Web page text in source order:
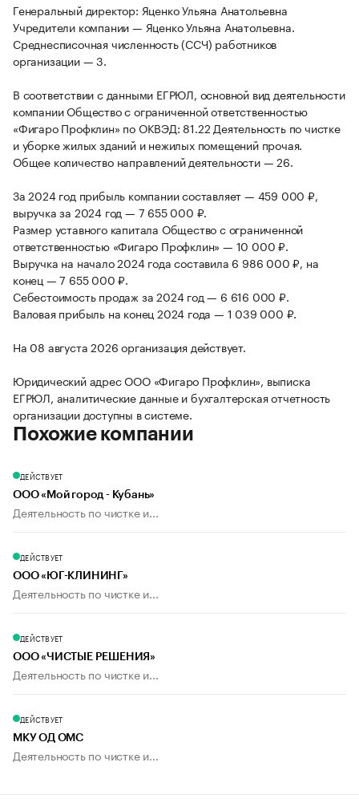
Генеральный директор: Яценко Ульяна Анатольевна
Учредители компании — Яценко Ульяна Анатольевна.
Среднесписочная численность (ССЧ) работников
организации — 3.
В соответствии с данными ЕГРЮЛ, основной вид деятельности
компании Общество с ограниченной ответственностью
«Фигаро Профклин» по ОКВЭД: 81.22 Деятельность по чистке
и уборке жилых зданий и нежилых помещений прочая.
Общее количество направлений деятельности — 26.
За 2024 год прибыль компании составляет — 459 000 ₽,
выручка за 2024 год — 7 655 000 ₽.
Размер уставного капитала Общество с ограниченной
ответственностью «Фигаро Профклин» — 10 000 ₽.
Выручка на начало 2024 года составила 6 986 000 ₽, на
конец — 7 655 000 ₽.
Себестоимость продаж за 2024 год — 6 616 000 ₽.
Валовая прибыль на конец 2024 года — 1 039 000 ₽.
На 08 августа 2026 организация действует.
Юридический адрес ООО «Фигаро Профклин», выписка
ЕГРЮЛ, аналитические данные и бухгалтерская отчетность
организации доступны в системе.
Похожие компании
ДЕЙСТВУЕТ
ООО «Мой город - Кубань»
Деятельность по чистке и...
ДЕЙСТВУЕТ
ООО «ЮГ-КЛИНИНГ»
Деятельность по чистке и...
ДЕЙСТВУЕТ
ООО «ЧИСТЫЕ РЕШЕНИЯ»
Деятельность по чистке и...
ДЕЙСТВУЕТ
МКУ ОД ОМС
Деятельность по чистке и...